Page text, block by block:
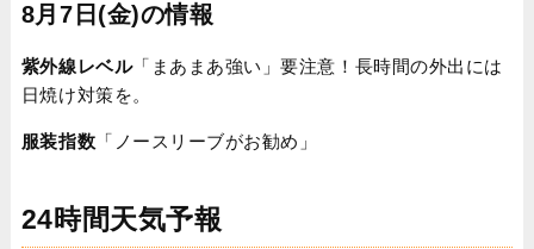
8月7日(金)の情報
紫外線レベル「まあまあ強い」要注意！長時間の外出には
日焼け対策を。
服装指数 「ノースリーブがお勧め」
24時間天気予報